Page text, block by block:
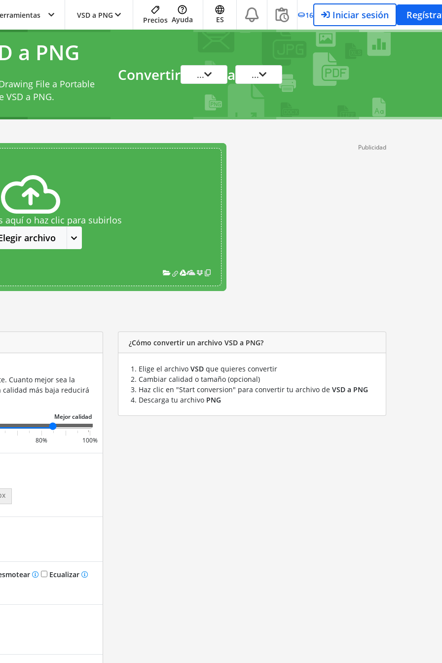
VSD a PNG
Precios Ayuda ES 16 Iniciar sesión
a PNG
File a Portable
VSD a PNG.
Convertir ... a ...
aquí o haz clic para subirlos
archivo
Publicidad
Cuanto mejor sea la
calidad más baja reducirá
80% 100%
Ecualizar
¿Cómo convertir un archivo VSD a PNG?
Elige el archivo VSD que quieres convertir
Cambiar calidad o tamaño (opcional)
Haz clic en "Start conversion" para convertir tu archivo de VSD a PNG
Descarga tu archivo PNG